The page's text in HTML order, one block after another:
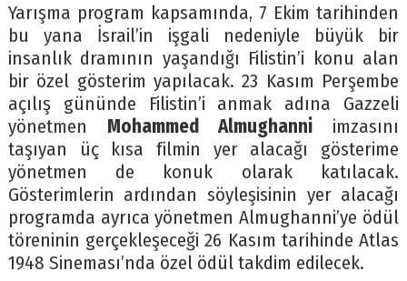
Yarışma program kapsamında, 7 Ekim tarihinden
bu yana İsrail’in işgali nedeniyle büyük bir
insanlık dramının yaşandığı Filistin’i konu alan
bir özel gösterim yapılacak. 23 Kasım Perşembe
açılış gününde Filistin’i anmak adına Gazzeli
yönetmen Mohammed Almughanni imzasını
taşıyan üç kısa filmin yer alacağı gösterime
yönetmen de konuk olarak katılacak.
Gösterimlerin ardından söyleşisinin yer alacağı
programda ayrıca yönetmen Almughanni’ye ödül
töreninin gerçekleşeceği 26 Kasım tarihinde Atlas
1948 Sineması’nda özel ödül takdim edilecek.